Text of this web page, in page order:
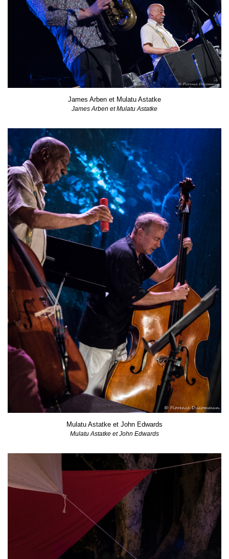
James Arben et Mulatu Astatke
James Arben et Mulatu Astatke
Mulatu Astatke et John Edwards
Mulatu Astatke et John Edwards